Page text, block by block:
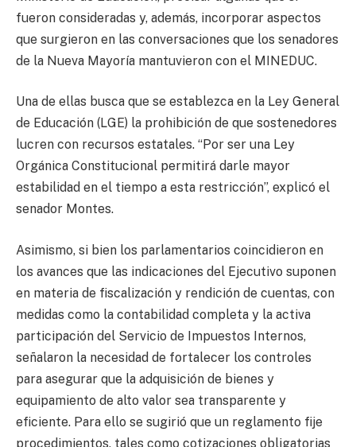
fueron consideradas y, además, incorporar aspectos
que surgieron en las conversaciones que los senadores
de la Nueva Mayoría mantuvieron con el MINEDUC.
Una de ellas busca que se establezca en la Ley General
de Educación (LGE) la prohibición de que sostenedores
lucren con recursos estatales. “Por ser una Ley
Orgánica Constitucional permitirá darle mayor
estabilidad en el tiempo a esta restricción”, explicó el
senador Montes.
Asimismo, si bien los parlamentarios coincidieron en
los avances que las indicaciones del Ejecutivo suponen
en materia de fiscalización y rendición de cuentas, con
medidas como la contabilidad completa y la activa
participación del Servicio de Impuestos Internos,
señalaron la necesidad de fortalecer los controles
para asegurar que la adquisición de bienes y
equipamiento de alto valor sea transparente y
eficiente. Para ello se sugirió que un reglamento fije
procedimientos, tales como cotizaciones obligatorias